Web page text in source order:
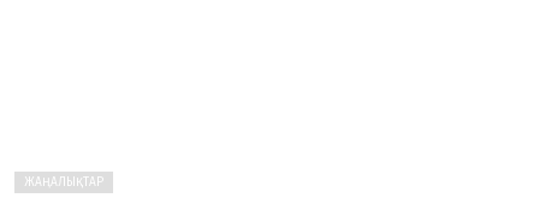
ЖАҢАЛЫҚТАР